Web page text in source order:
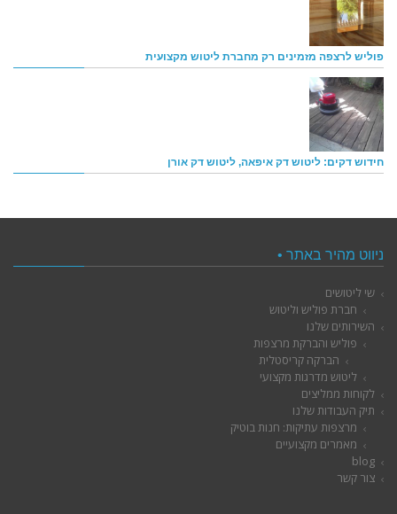
פוליש לרצפה מזמינים רק מחברת ליטוש מקצועית
חידוש דקים: ליטוש דק איפאה, ליטוש דק אורן
ניווט מהיר באתר •
שי ליטושים
חברת פוליש וליטוש
השירותים שלנו
פוליש והברקת מרצפות
הברקה קריסטלית
ליטוש מדרגות מקצועי
לקוחות ממליצים
תיק העבודות שלנו
מרצפות עתיקות: חנות בוטיק
מאמרים מקצועיים
blog
צור קשר